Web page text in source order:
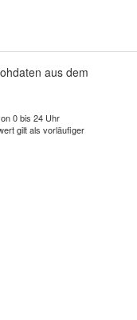
aus dem
0 bis 24 Uhr
gilt als vorläufiger